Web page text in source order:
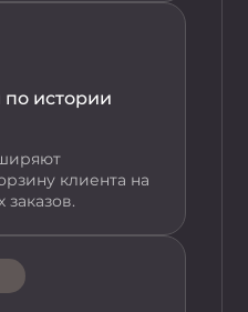
истории
клиента на